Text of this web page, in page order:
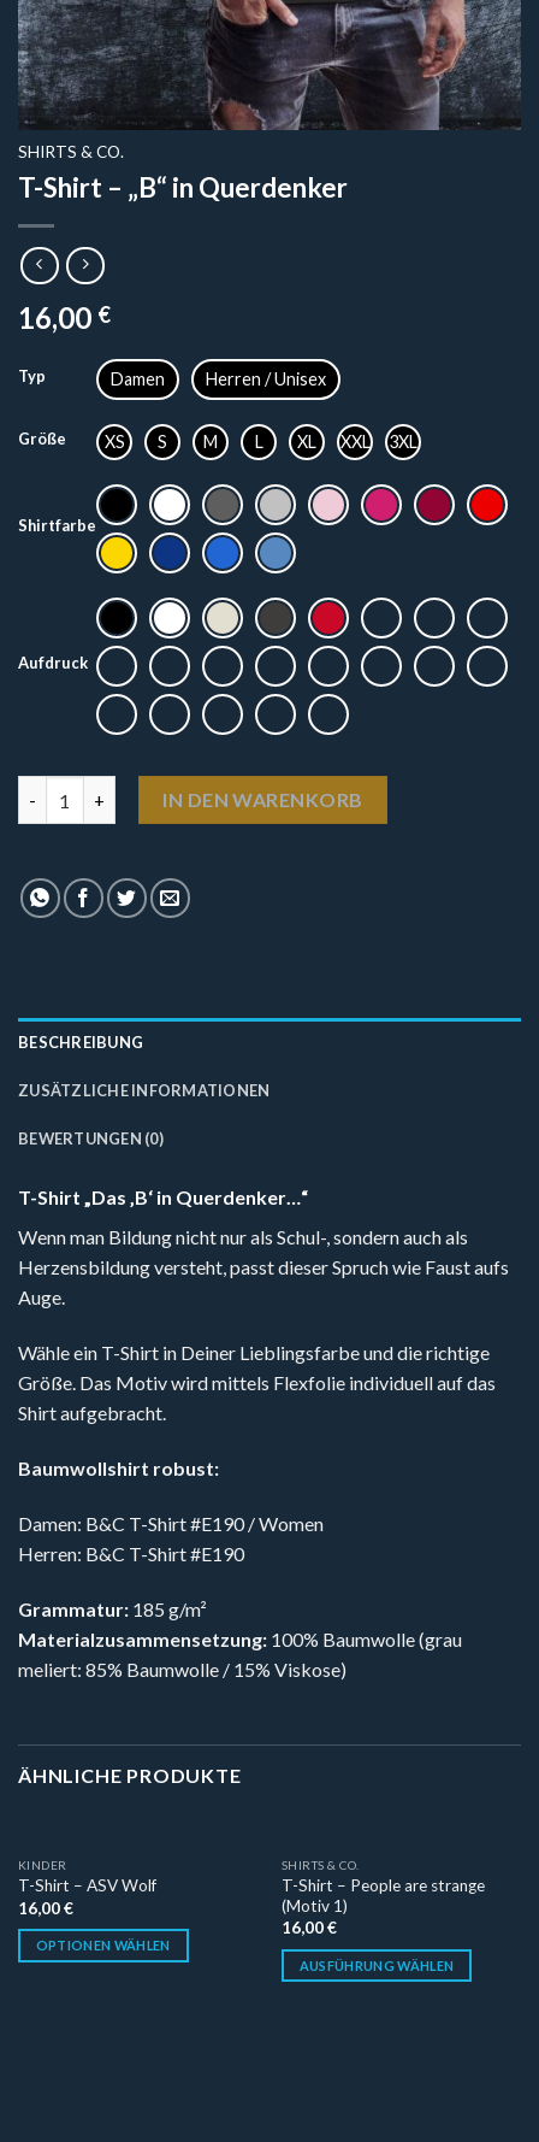
SHIRTS & CO.
T-Shirt – „B“ in Querdenker
16,00 €
Typ Damen Herren / Unisex
Größe XS S M L XL XXL 3XL
Shirtfarbe
Aufdruck
IN DEN WARENKORB
BESCHREIBUNG
ZUSÄTZLICHE INFORMATIONEN
BEWERTUNGEN (0)
T-Shirt „Das ‚B‘ in Querdenker…“
Wenn man Bildung nicht nur als Schul-, sondern auch als
Herzensbildung versteht, passt dieser Spruch wie Faust aufs
Auge.
Wähle ein T-Shirt in Deiner Lieblingsfarbe und die richtige
Größe. Das Motiv wird mittels Flexfolie individuell auf das
Shirt aufgebracht.
Baumwollshirt robust:
Damen: B&C T-Shirt #E190 / Women
Herren: B&C T-Shirt #E190
Grammatur: 185 g/m²
Materialzusammensetzung: 100% Baumwolle (grau
meliert: 85% Baumwolle / 15% Viskose)
ÄHNLICHE PRODUKTE
KINDER
T-Shirt – ASV Wolf
16,00€
OPTIONEN WÄHLEN
SHIRTS & CO.
T-Shirt – People are strange
(Motiv 1)
16,00€
AUSFÜHRUNG WÄHLEN